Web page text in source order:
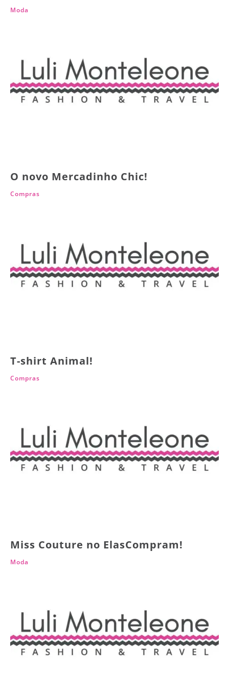
Moda
O novo Mercadinho Chic!
Compras
T-shirt Animal!
Compras
Miss Couture no ElasCompram!
Moda